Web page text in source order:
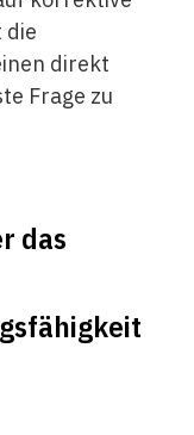
die
direkt
Frage zu
das